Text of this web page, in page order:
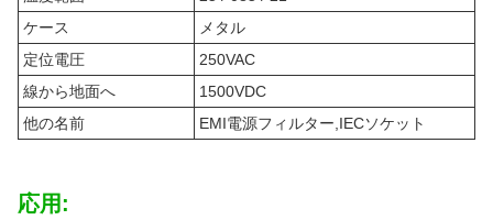
ケース
メタル
定位電圧
250VAC
線から地面へ
1500VDC
他の名前
EMI電源フィルター,IECソケット
応用: